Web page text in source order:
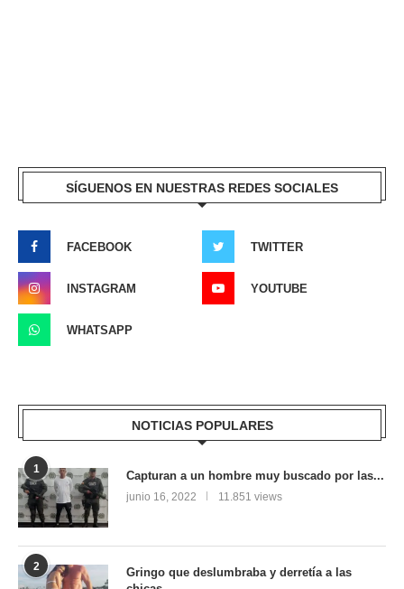
SÍGUENOS EN NUESTRAS REDES SOCIALES
FACEBOOK TWITTER
INSTAGRAM YOUTUBE
WHATSAPP
NOTICIAS POPULARES
1 Capturan a un hombre muy buscado por las...
junio 16, 2022 11.851 views
2
Gringo que deslumbraba y derretía a las